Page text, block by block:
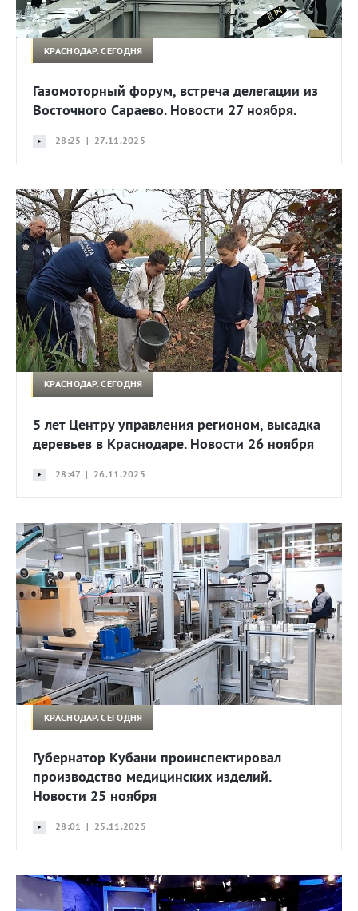
КРАСНОДАР. СЕГОДНЯ
Газомоторный форум, встреча делегации из
Восточного Сараево. Новости 27 ноября.
28:25 | 27.11.2025
КРАСНОДАР. СЕГОДНЯ
5 лет Центру управления регионом, высадка
деревьев в Краснодаре. Новости 26 ноября
28:47 | 26.11.2025
КРАСНОДАР. СЕГОДНЯ
Губернатор Кубани проинспектировал
производство медицинских изделий.
Новости 25 ноября
28:01 | 25.11.2025